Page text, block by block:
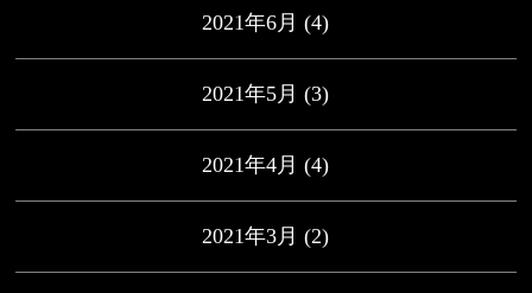
2021年6月 (4)
2021年5月 (3)
2021年4月 (4)
2021年3月 (2)